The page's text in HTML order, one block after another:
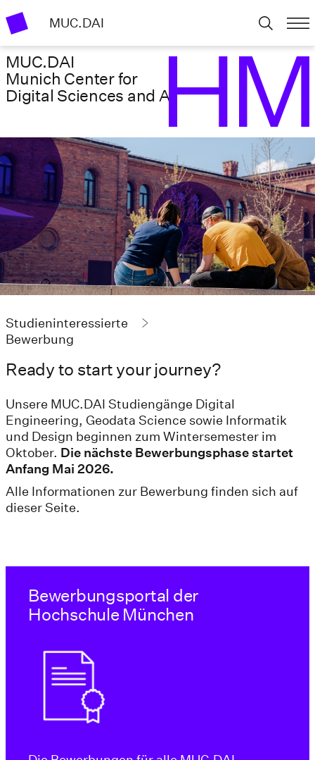
MUC.DAI
MUC.DAI
Munich Center for
Digital Sciences ­and AI
Studieninteressierte
Bewerbung
Ready to start your journey?
Unsere MUC.DAI Studiengänge Digital
Engineering, Geodata Science sowie Informatik
und Design beginnen zum Wintersemester im
Oktober. Die nächste Bewerbungsphase startet
Anfang Mai 2026.
Alle Informationen zur Bewerbung finden sich auf
dieser Seite.
Bewerbungsportal der
Hochschule München